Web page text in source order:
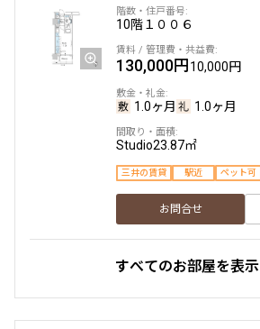
10階１００６
130,000円10,000円
1.0ヶ月 1.0ヶ月
Studio23.87㎡
三井の賃貸 駅近 ペット可
お問合せ
すべてのお部屋を表示